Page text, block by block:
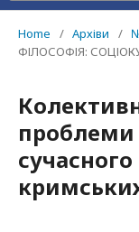
Home / Архіви /
ФІЛОСОФІЯ:
проблеми